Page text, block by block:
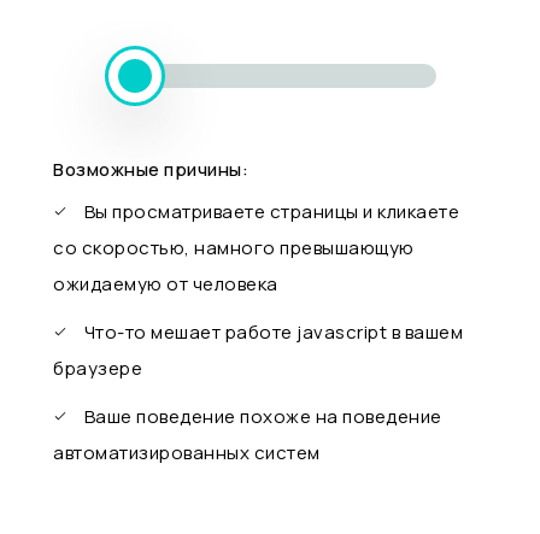
Возможные причины:
Вы просматриваете страницы и кликаете
со скоростью, намного превышающую
ожидаемую от человека
Что-то мешает работе javascript в вашем
браузере
Ваше поведение похоже на поведение
автоматизированных систем